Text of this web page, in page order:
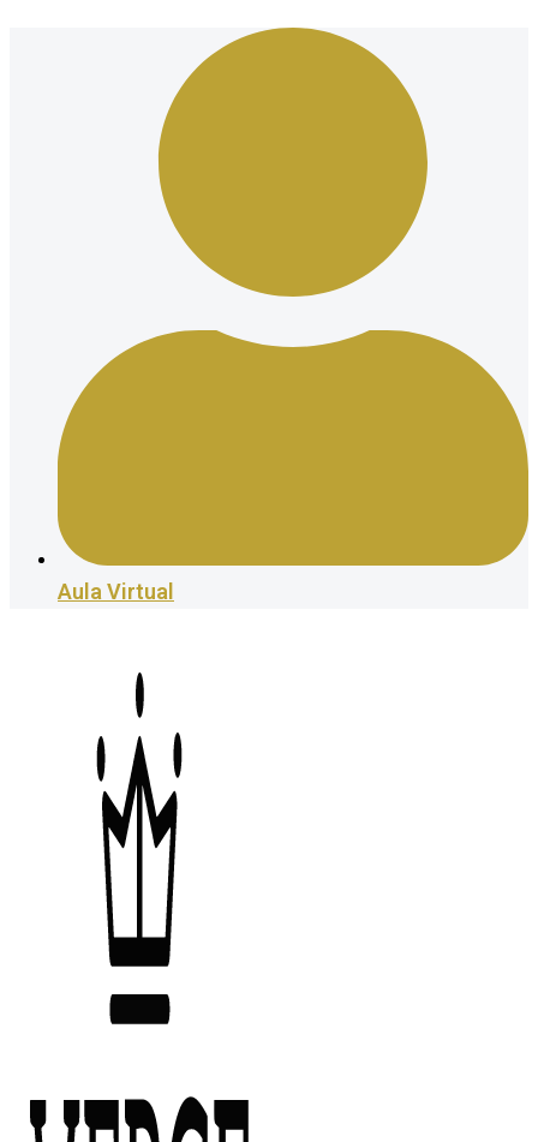
Aula Virtual